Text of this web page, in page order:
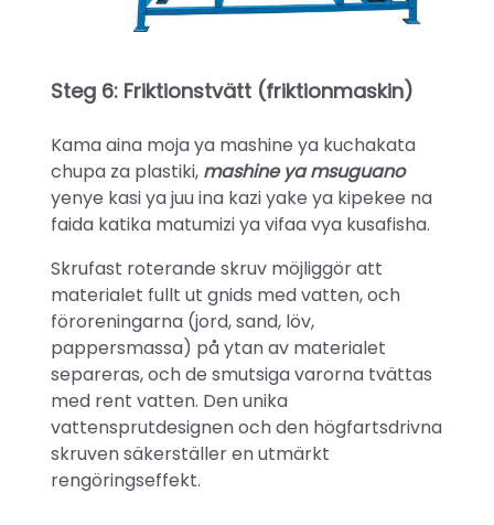
Steg 6: Friktionstvätt (friktionmaskin)
Kama aina moja ya mashine ya kuchakata
chupa za plastiki, mashine ya msuguano
yenye kasi ya juu ina kazi yake ya kipekee na
faida katika matumizi ya vifaa vya kusafisha.
Skrufast roterande skruv möjliggör att
materialet fullt ut gnids med vatten, och
föroreningarna (jord, sand, löv,
pappersmassa) på ytan av materialet
separeras, och de smutsiga varorna tvättas
med rent vatten. Den unika
vattensprutdesignen och den högfartsdrivna
skruven säkerställer en utmärkt
rengöringseffekt.